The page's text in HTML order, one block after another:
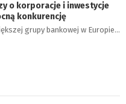
o korporacje i inwestycje
konkurencję
grupy bankowej w Europie…